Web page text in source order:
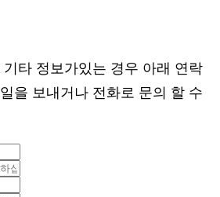
타 정보가있는 경우 아래 연락
을 보내거나 전화로 문의 할 수